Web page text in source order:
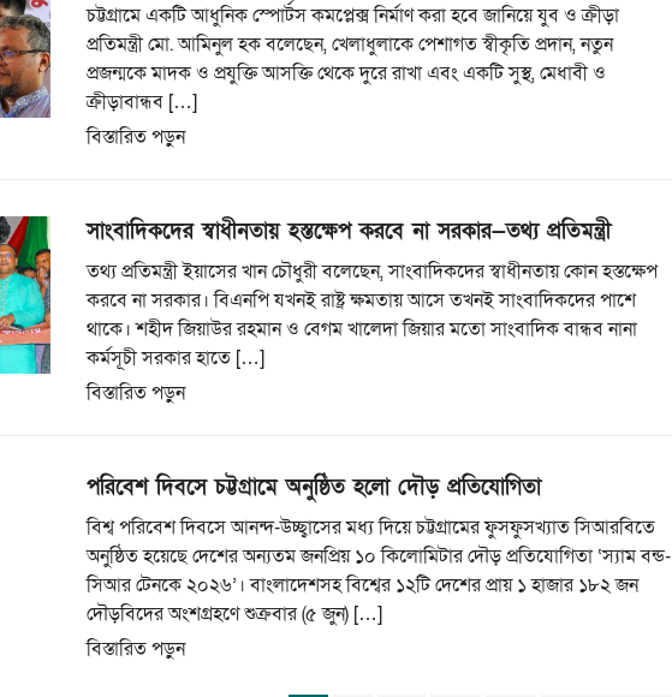
চট্টগ্রামে একটি আধুনিক স্পোর্টস কমপ্লেক্স নির্মাণ করা হবে জানিয়ে যুব ও ক্রীড়া
প্রতিমন্ত্রী মো. আমিনুল হক বলেছেন, খেলাধুলাকে পেশাগত স্বীকৃতি প্রদান, নতুন
প্রজন্মকে মাদক ও প্রযুক্তি আসক্তি থেকে দুরে রাখা এবং একটি সুস্থ, মেধাবী ও
ক্রীড়াবান্ধব […]
বিস্তারিত পড়ুন
সাংবাদিকদের স্বাধীনতায় হস্তক্ষেপ করবে না সরকার—তথ্য প্রতিমন্ত্রী
তথ্য প্রতিমন্ত্রী ইয়াসের খান চৌধুরী বলেছেন, সাংবাদিকদের স্বাধীনতায় কোন হস্তক্ষেপ
করবে না সরকার। বিএনপি যখনই রাষ্ট্র ক্ষমতায় আসে তখনই সাংবাদিকদের পাশে
থাকে। শহীদ জিয়াউর রহমান ও বেগম খালেদা জিয়ার মতো সাংবাদিক বান্ধব নানা
কর্মসূচী সরকার হাতে […]
বিস্তারিত পড়ুন
পরিবেশ দিবসে চট্টগ্রামে অনুষ্ঠিত হলো দৌড় প্রতিযোগিতা
বিশ্ব পরিবেশ দিবসে আনন্দ-উচ্ছ্বাসের মধ্য দিয়ে চট্টগ্রামের ফুসফুসখ্যাত সিআরবিতে
অনুষ্ঠিত হয়েছে দেশের অন্যতম জনপ্রিয় ১০ কিলোমিটার দৌড় প্রতিযোগিতা ‘স্যাম বন্ড-
সিআর টেনকে ২০২৬’। বাংলাদেশসহ বিশ্বের ১২টি দেশের প্রায় ১ হাজার ১৮২ জন
দৌড়বিদের অংশগ্রহণে শুক্রবার (৫ জুন) […]
বিস্তারিত পড়ুন